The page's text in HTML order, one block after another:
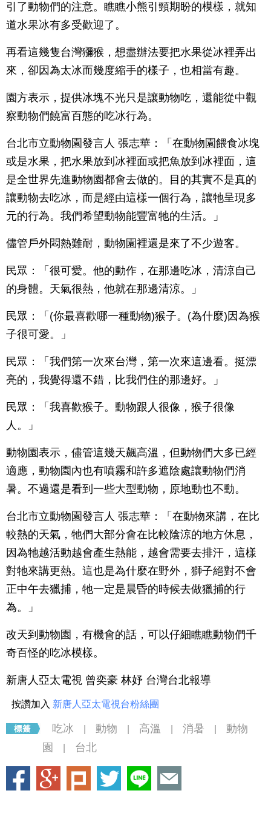
引了動物們的注意。瞧瞧小熊引頸期盼的模樣，就知
道水果冰有多受歡迎了。
再看這幾隻台灣獼猴，想盡辦法要把水果從冰裡弄出
來，卻因為太冰而幾度縮手的樣子，也相當有趣。
園方表示，提供冰塊不光只是讓動物吃，還能從中觀
察動物們饒富百態的吃冰行為。
台北市立動物園發言人 張志華：「在動物園餵食冰塊
或是水果，把水果放到冰裡面或把魚放到冰裡面，這
是全世界先進動物園都會去做的。目的其實不是真的
讓動物去吃冰，而是經由這樣一個行為，讓牠呈現多
元的行為。我們希望動物能豐富牠的生活。」
儘管戶外悶熱難耐，動物園裡還是來了不少遊客。
民眾：「很可愛。他的動作，在那邊吃冰，清涼自己
的身體。天氣很熱，他就在那邊清涼。」
民眾：「(你最喜歡哪一種動物)猴子。(為什麼)因為猴
子很可愛。」
民眾：「我們第一次來台灣，第一次來這邊看。挺漂
亮的，我覺得還不錯，比我們住的那邊好。」
民眾：「我喜歡猴子。動物跟人很像，猴子很像
人。」
動物園表示，儘管這幾天飆高溫，但動物們大多已經
適應，動物園內也有噴霧和許多遮陰處讓動物們消
暑。不過還是看到一些大型動物，原地動也不動。
台北市立動物園發言人 張志華：「在動物來講，在比
較熱的天氣，牠們大部分會在比較陰涼的地方休息，
因為牠越活動越會產生熱能，越會需要去排汗，這樣
對牠來講更熱。這也是為什麼在野外，獅子絕對不會
正中午去獵捕，牠一定是晨昏的時候去做獵捕的行
為。」
改天到動物園，有機會的話，可以仔細瞧瞧動物們千
奇百怪的吃冰模樣。
新唐人亞太電視 曾奕豪 林妤 台灣台北報導
按讚加入 新唐人亞太電視台粉絲團
吃冰 動物 高溫 消暑
動物
園
台北